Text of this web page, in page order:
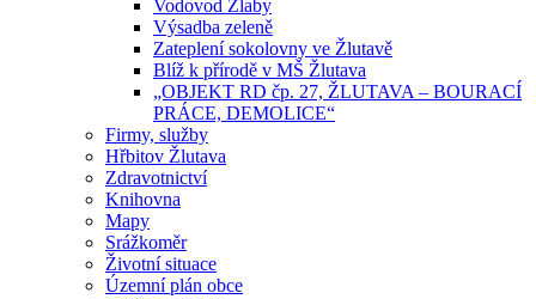
Vodovod Žlaby
Výsadba zeleně
Zateplení sokolovny ve Žlutavě
Blíž k přírodě v MŠ Žlutava
„OBJEKT RD čp. 27, ŽLUTAVA – BOURACÍ
PRÁCE, DEMOLICE“
Firmy, služby
Hřbitov Žlutava
Zdravotnictví
Knihovna
Mapy
Srážkoměr
Životní situace
Územní plán obce